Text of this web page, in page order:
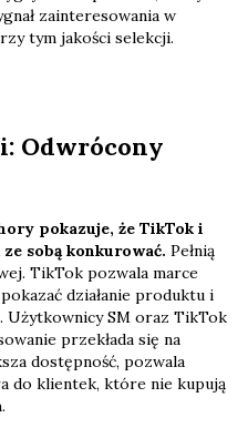
zainteresowania w
tym jakości selekcji.
Odwrócony
pokazuje, że TikTok i
sobą konkurować. Pełnią
TikTok pozwala marce
działanie produktu i
Użytkownicy SM oraz TikTok
przekłada się na
dostępność, pozwala
do klientek, które nie kupują